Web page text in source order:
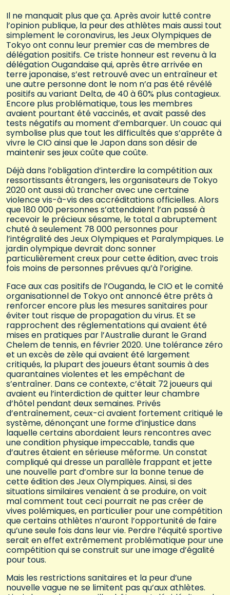
Il ne manquait plus que ça. Après avoir lutté contre
l’opinion publique, la peur des athlètes mais aussi tout
simplement le coronavirus, les Jeux Olympiques de
Tokyo ont connu leur premier cas de membres de
délégation positifs. Ce triste honneur est revenu à la
délégation Ougandaise qui, après être arrivée en
terre japonaise, s’est retrouvé avec un entraîneur et
une autre personne dont le nom n’a pas été révélé
positifs au variant Delta, de 40 à 60% plus contagieux.
Encore plus problématique, tous les membres
avaient pourtant été vaccinés, et avait passé des
tests négatifs au moment d’embarquer. Un couac qui
symbolise plus que tout les difficultés que s’apprête à
vivre le CIO ainsi que le Japon dans son désir de
maintenir ses jeux coûte que coûte.
Déjà dans l’obligation d’interdire la compétition aux
ressortissants étrangers, les organisateurs de Tokyo
2020 ont aussi dû trancher avec une certaine
violence vis-à-vis des accréditations officielles. Alors
que 180 000 personnes s’attendaient l’an passé à
recevoir le précieux sésame, le total a abruptement
chuté à seulement 78 000 personnes pour
l’intégralité des Jeux Olympiques et Paralympiques. Le
jardin olympique devrait donc sonner
particulièrement creux pour cette édition, avec trois
fois moins de personnes prévues qu’à l’origine.
Face aux cas positifs de l’Ouganda, le CIO et le comité
organisationnel de Tokyo ont annoncé être prêts à
renforcer encore plus les mesures sanitaires pour
éviter tout risque de propagation du virus. Et se
rapprochent des réglementations qui avaient été
mises en pratiques par l’Australie durant le Grand
Chelem de tennis, en février 2020. Une tolérance zéro
et un excès de zèle qui avaient été largement
critiqués, la plupart des joueurs étant soumis à des
quarantaines violentes et les empêchant de
s’entraîner. Dans ce contexte, c’était 72 joueurs qui
avaient eu l’interdiction de quitter leur chambre
d’hôtel pendant deux semaines. Privés
d’entraînement, ceux-ci avaient fortement critiqué le
système, dénonçant une forme d’injustice dans
laquelle certains abordaient leurs rencontres avec
une condition physique impeccable, tandis que
d’autres étaient en sérieuse méforme. Un constat
compliqué qui dresse un parallèle frappant et jette
une nouvelle part d’ombre sur la bonne tenue de
cette édition des Jeux Olympiques. Ainsi, si des
situations similaires venaient à se produire, on voit
mal comment tout ceci pourrait ne pas créer de
vives polémiques, en particulier pour une compétition
que certains athlètes n’auront l’opportunité de faire
qu’une seule fois dans leur vie. Perdre l’équité sportive
serait en effet extrêmement problématique pour une
compétition qui se construit sur une image d’égalité
pour tous.
Mais les restrictions sanitaires et la peur d’une
nouvelle vague ne se limitent pas qu’aux athlètes.